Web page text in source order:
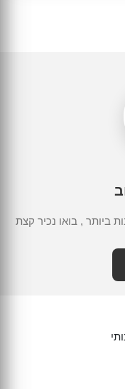
ביותר , בואו נכיר קצת